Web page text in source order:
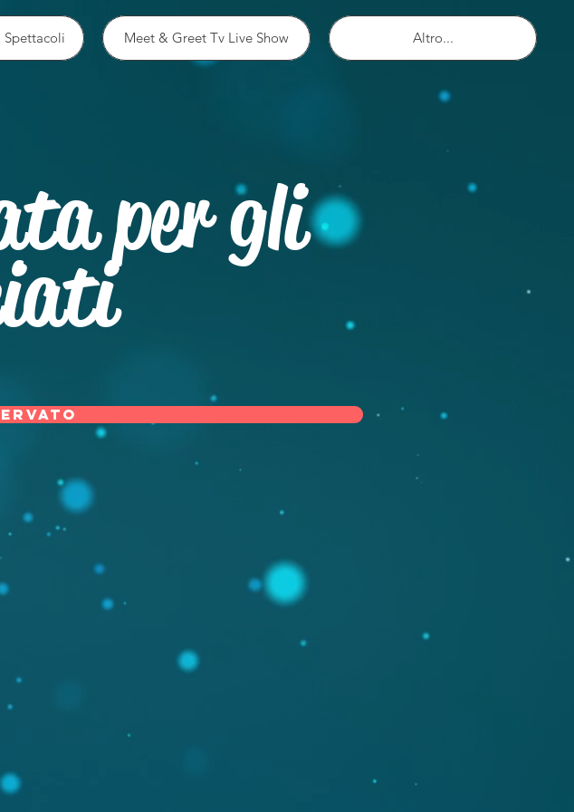
per gli
Meet & Greet Tv Live Show Altro...